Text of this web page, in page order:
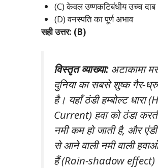
(C) केवल उष्णकटिबंधीय उच्च दाब
(D) वनस्पति का पूर्ण अभाव
सही उत्तर: (B)
विस्तृत व्याख्या:अटाकामा
दुनिया का सबसे शुष्क गैर-
है। यहाँ ठंडी हम्बोल्ट धारा
Current) हवा को ठंडा
नमी कम हो जाती है, और
से आने वाली नमी वाली
हैं (Rain-shadow